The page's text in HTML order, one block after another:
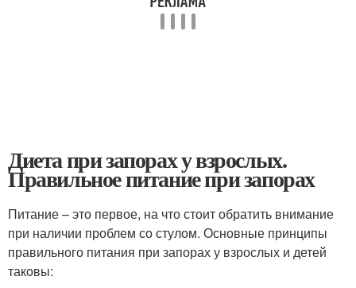
Диета при запорах у взрослых.
Правильное питание при запорах
Питание – это первое, на что стоит обратить внимание
при наличии проблем со стулом. Основные принципы
правильного питания при запорах у взрослых и детей
таковы: